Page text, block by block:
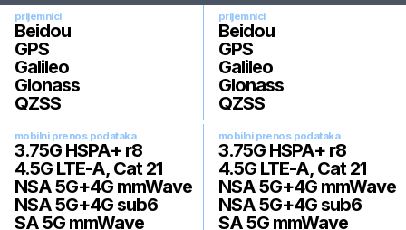
prijemnici
Beidou
GPS
Galileo
Glonass
QZSS
prijemnici
Beidou
GPS
Galileo
Glonass
QZSS
mobilni prenos podataka
3.75G HSPA+ r8
4.5G LTE-A, Cat 21
NSA 5G+4G mmWave
NSA 5G+4G sub6
SA 5G mmWave
mobilni prenos podataka
3.75G HSPA+ r8
4.5G LTE-A, Cat 21
NSA 5G+4G mmWave
NSA 5G+4G sub6
SA 5G mmWave